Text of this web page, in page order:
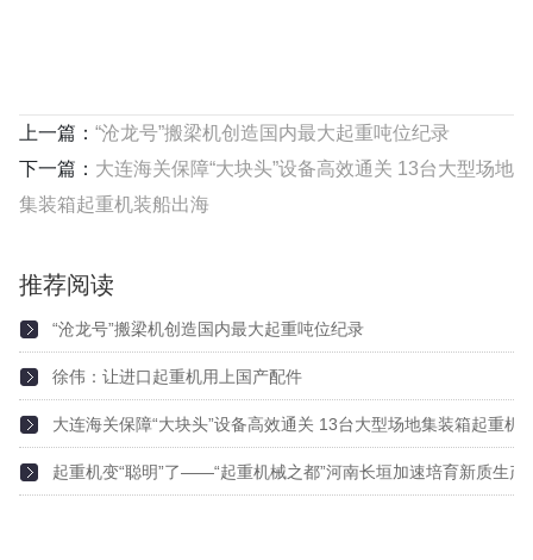
上一篇： “沧龙号”搬梁机创造国内最大起重吨位纪录
下一篇： 大连海关保障“大块头”设备高效通关 13台大型场地
集装箱起重机装船出海
推荐阅读
“沧龙号”搬梁机创造国内最大起重吨位纪录
徐伟：让进口起重机用上国产配件
2025-01-07
大连海关保障“大块头”设备高效通关 13台大型场地集装箱起重机
2025-01-04
起重机变“聪明”了——“起重机械之都”河南长垣加速培育新质生产